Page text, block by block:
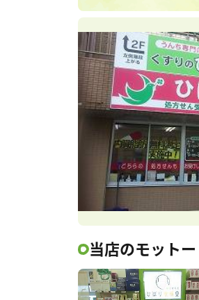
当店のモットー